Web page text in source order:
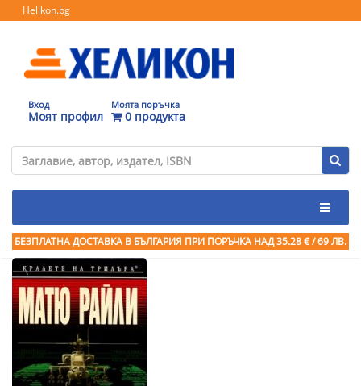
Helikon.bg
Вход
Моят профил
Моята поръчка
0 продукта
БЕЗПЛАТНА ДОСТАВКА В БЪЛГАРИЯ ПРИ ПОРЪЧКА НАД 35.28 € / 69 ЛВ.